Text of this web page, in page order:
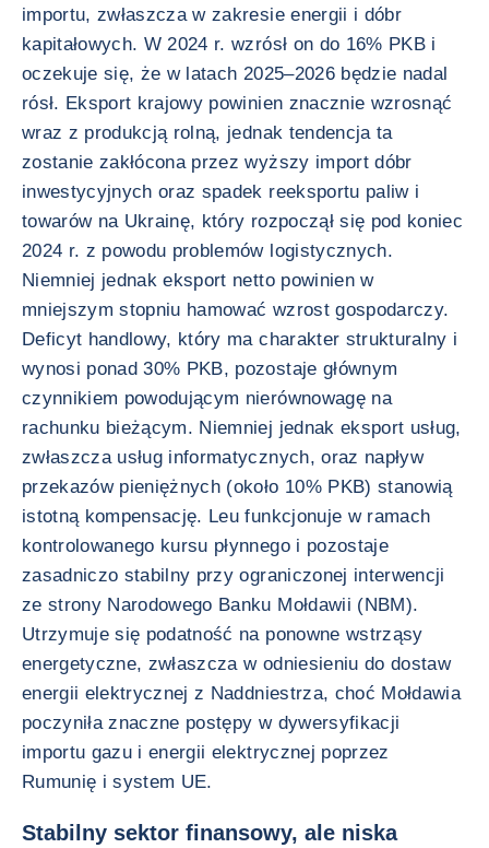
importu, zwłaszcza w zakresie energii i dóbr
kapitałowych. W 2024 r. wzrósł on do 16% PKB i
oczekuje się, że w latach 2025–2026 będzie nadal
rósł. Eksport krajowy powinien znacznie wzrosnąć
wraz z produkcją rolną, jednak tendencja ta
zostanie zakłócona przez wyższy import dóbr
inwestycyjnych oraz spadek reeksportu paliw i
towarów na Ukrainę, który rozpoczął się pod koniec
2024 r. z powodu problemów logistycznych.
Niemniej jednak eksport netto powinien w
mniejszym stopniu hamować wzrost gospodarczy.
Deficyt handlowy, który ma charakter strukturalny i
wynosi ponad 30% PKB, pozostaje głównym
czynnikiem powodującym nierównowagę na
rachunku bieżącym. Niemniej jednak eksport usług,
zwłaszcza usług informatycznych, oraz napływ
przekazów pieniężnych (około 10% PKB) stanowią
istotną kompensację. Leu funkcjonuje w ramach
kontrolowanego kursu płynnego i pozostaje
zasadniczo stabilny przy ograniczonej interwencji
ze strony Narodowego Banku Mołdawii (NBM).
Utrzymuje się podatność na ponowne wstrząsy
energetyczne, zwłaszcza w odniesieniu do dostaw
energii elektrycznej z Naddniestrza, choć Mołdawia
poczyniła znaczne postępy w dywersyfikacji
importu gazu i energii elektrycznej poprzez
Rumunię i system UE.
Stabilny sektor finansowy, ale niska